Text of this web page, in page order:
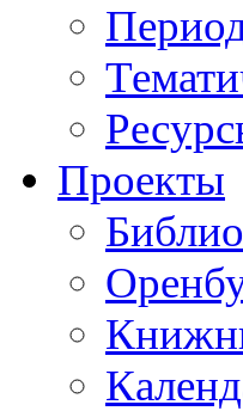
Проекты